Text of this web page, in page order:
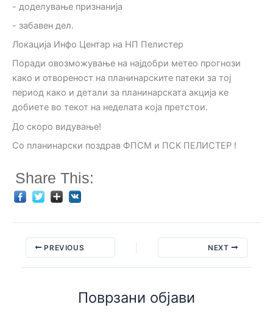
- доделување признанија
- забавен дел.
Локација Инфо Центар на НП Пелистер
Поради овозможување на најдобри метео прогнози
како и отвореност на планинарските патеки за тој
период како и детали за планинарската акција ке
добиете во текот на неделата која претстои.
До скоро видување!
Со планинарски поздрав ФПСМ и ПСК ПЕЛИСТЕР !
Share This:
PREVIOUS NEXT
Поврзани објави